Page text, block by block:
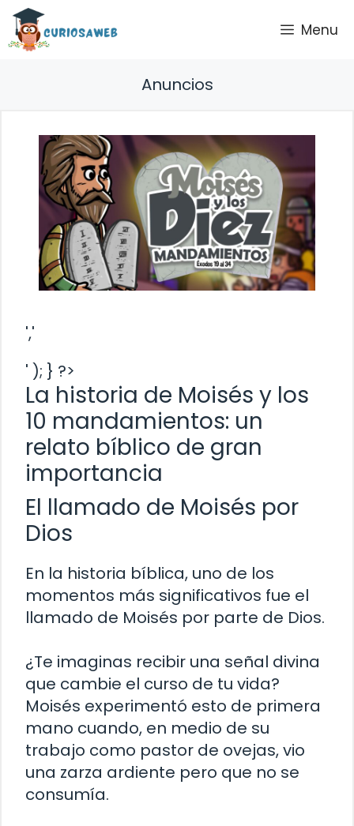
Saltar
contenido
Menu
Anuncios
','
' ); } ?>
La historia de Moisés y los
10 mandamientos: un
relato bíblico de gran
importancia
El llamado de Moisés por
Dios
En la historia bíblica, uno de los
momentos más significativos fue el
llamado de Moisés por parte de Dios.
¿Te imaginas recibir una señal divina
que cambie el curso de tu vida?
Moisés experimentó esto de primera
mano cuando, en medio de su
trabajo como pastor de ovejas, vio
una zarza ardiente pero que no se
consumía.